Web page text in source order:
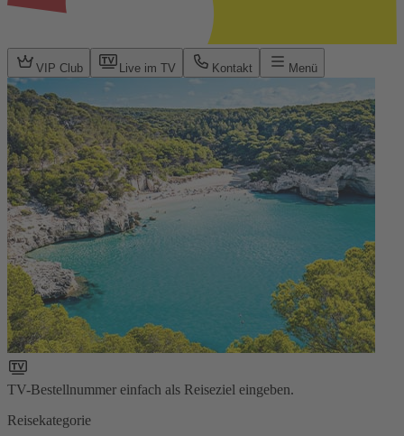
VIP Club Live im TV Kontakt Menü
TV-Bestellnummer einfach als Reiseziel eingeben.
Reisekategorie